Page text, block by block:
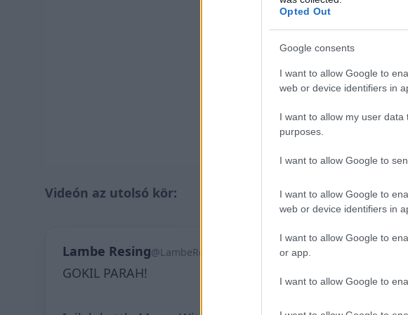
Opted Out
Google consents
I want to allow Google to
web or device identifiers in
I want to allow my user
purposes.
I want to allow Google to
I want to allow Google to
web or device identifiers in
I want to allow Google to
or app.
I want to allow Google to
Videón az utolsó kör:
Lambe Resing@LambeResing
GOKIL PARAH!